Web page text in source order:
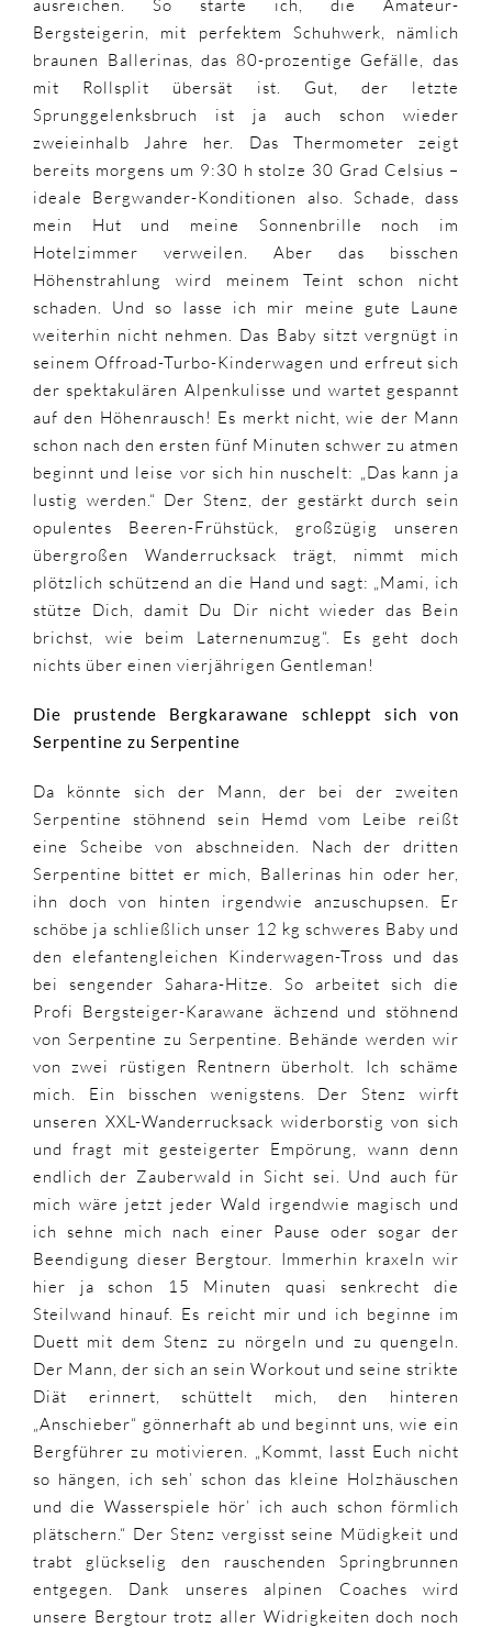
ausreichen. So starte ich, die Amateur-
Bergsteigerin, mit perfektem Schuhwerk, nämlich
braunen Ballerinas, das 80-prozentige Gefälle, das
mit Rollsplit übersät ist. Gut, der letzte
Sprunggelenksbruch ist ja auch schon wieder
zweieinhalb Jahre her. Das Thermometer zeigt
bereits morgens um 9:30 h stolze 30 Grad Celsius –
ideale Bergwander-Konditionen also. Schade, dass
mein Hut und meine Sonnenbrille noch im
Hotelzimmer verweilen. Aber das bisschen
Höhenstrahlung wird meinem Teint schon nicht
schaden. Und so lasse ich mir meine gute Laune
weiterhin nicht nehmen. Das Baby sitzt vergnügt in
seinem Offroad-Turbo-Kinderwagen und erfreut sich
der spektakulären Alpenkulisse und wartet gespannt
auf den Höhenrausch! Es merkt nicht, wie der Mann
schon nach den ersten fünf Minuten schwer zu atmen
beginnt und leise vor sich hin nuschelt: „Das kann ja
lustig werden.“ Der Stenz, der gestärkt durch sein
opulentes Beeren-Frühstück, großzügig unseren
übergroßen Wanderrucksack trägt, nimmt mich
plötzlich schützend an die Hand und sagt: „Mami, ich
stütze Dich, damit Du Dir nicht wieder das Bein
brichst, wie beim Laternenumzug“. Es geht doch
nichts über einen vierjährigen Gentleman!
Die prustende Bergkarawane schleppt sich von
Serpentine zu Serpentine
Da könnte sich der Mann, der bei der zweiten
Serpentine stöhnend sein Hemd vom Leibe reißt
eine Scheibe von abschneiden. Nach der dritten
Serpentine bittet er mich, Ballerinas hin oder her,
ihn doch von hinten irgendwie anzuschupsen. Er
schöbe ja schließlich unser 12 kg schweres Baby und
den elefantengleichen Kinderwagen-Tross und das
bei sengender Sahara-Hitze. So arbeitet sich die
Profi Bergsteiger-Karawane ächzend und stöhnend
von Serpentine zu Serpentine. Behände werden wir
von zwei rüstigen Rentnern überholt. Ich schäme
mich. Ein bisschen wenigstens. Der Stenz wirft
unseren XXL-Wanderrucksack widerborstig von sich
und fragt mit gesteigerter Empörung, wann denn
endlich der Zauberwald in Sicht sei. Und auch für
mich wäre jetzt jeder Wald irgendwie magisch und
ich sehne mich nach einer Pause oder sogar der
Beendigung dieser Bergtour. Immerhin kraxeln wir
hier ja schon 15 Minuten quasi senkrecht die
Steilwand hinauf. Es reicht mir und ich beginne im
Duett mit dem Stenz zu nörgeln und zu quengeln.
Der Mann, der sich an sein Workout und seine strikte
Diät erinnert, schüttelt mich, den hinteren
„Anschieber“ gönnerhaft ab und beginnt uns, wie ein
Bergführer zu motivieren. „Kommt, lasst Euch nicht
so hängen, ich seh’ schon das kleine Holzhäuschen
und die Wasserspiele hör’ ich auch schon förmlich
plätschern.“ Der Stenz vergisst seine Müdigkeit und
trabt glückselig den rauschenden Springbrunnen
entgegen. Dank unseres alpinen Coaches wird
unsere Bergtour trotz aller Widrigkeiten doch noch